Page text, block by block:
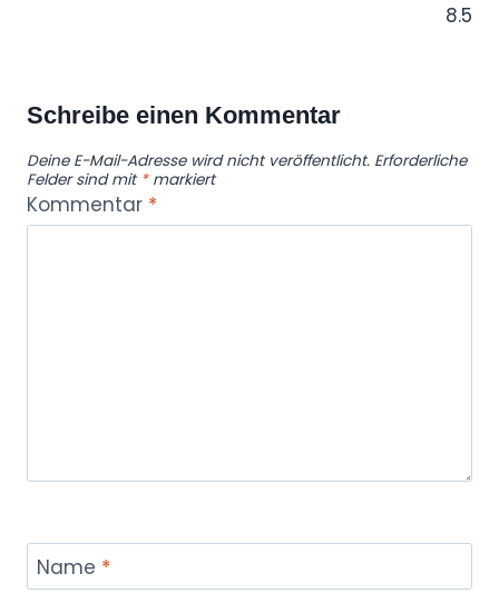
8.5
Schreibe einen Kommentar
Deine E-Mail-Adresse wird nicht veröffentlicht. Erforderliche
Felder sind mit *markiert
Kommentar *
Name *